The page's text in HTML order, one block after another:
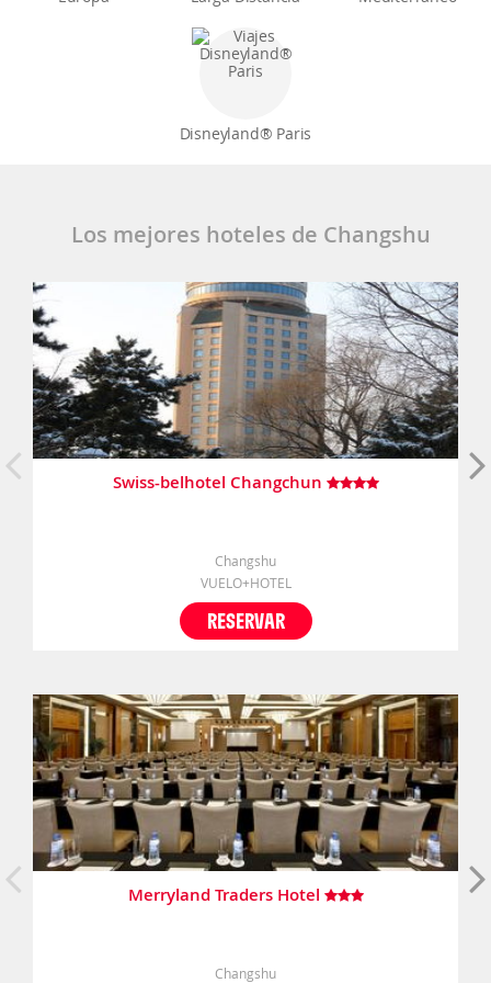
Disneyland® Paris
Los mejores hoteles de Changshu
Swiss-belhotel Changchun
Changshu
VUELO+HOTEL
RESERVAR
Merryland Traders Hotel
Changshu